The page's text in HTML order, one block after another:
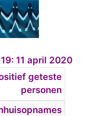
11 april 2020
geteste
personen